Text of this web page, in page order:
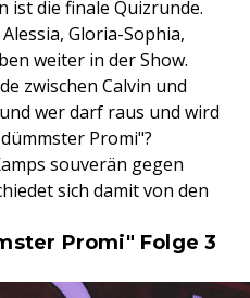
ist die finale Quizrunde.
Gloria-Sophia,
weiter in der Show.
zwischen Calvin und
wer darf raus und wird
Promi"?
souverän gegen
sich damit von den
Promi" Folge 3